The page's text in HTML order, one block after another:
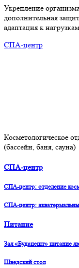
Укрепление
дополнительная
адаптация к
СПА-центр
Косметологическое
(бассейн, баня, сауна)
СПА-центр
СПА-центр: отделение
СПА-центр:
Питание
Зал «Будапешт» питание
Шведский стол